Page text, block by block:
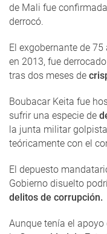
de Mali fue
derrocó.
El exgobernante de
en 2013, fue
tras dos meses de
Boubacar Keita fue
sufrir una especie de
la junta militar
teóricamente con el
El depuesto
Gobierno disuelto
delitos de corrupción.
Aunque tenía el